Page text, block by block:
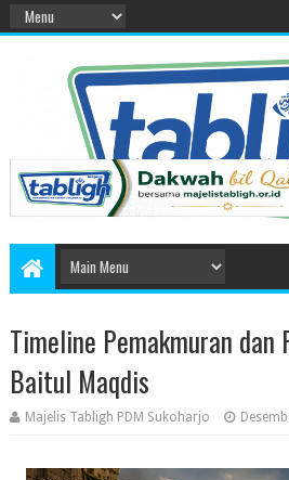
Timeline Pemakmuran dan
Baitul Maqdis
Majelis Tabligh PDM Sukoharjo